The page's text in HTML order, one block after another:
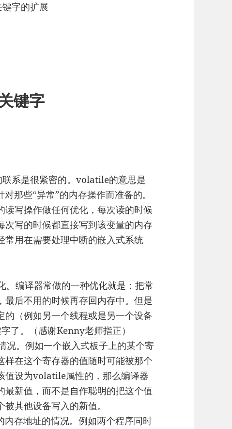
字的扩展
键字
联系是很紧密的。volatile的意思是
那些“异常”的内存操作而准备的。
写操作做任何优化，每次读的时候
写的时候都直接写到该变量的内存
用在需要处理中断的嵌入式系统
。编译器常做的一种优化就是：把常
后不用的时候再存回内存中。但是
（例如另一个线程或是另一个设备
了。（感谢Kenny老师指正）
况。例如一个嵌入式板子上的某个寄
在这个寄存器的值随时可能被那个
值设为volatile属性的，那么编译器
新值，而不是自作聪明的把这个值
其他设备写入的新值。
存地址的情况。例如两个程序同时